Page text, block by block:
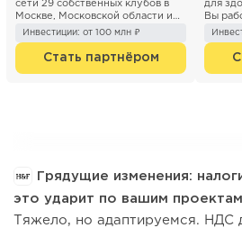
сети 29 собственных клубов в
Москве, Московской области и
Санкт- Петербурге. Компани...
Инвестиции: от 100 млн ₽
Стать партнёром
для
Вы
Грядущие изменения:
это ударит по вашим
Тяжело, но адаптируемся. НДС